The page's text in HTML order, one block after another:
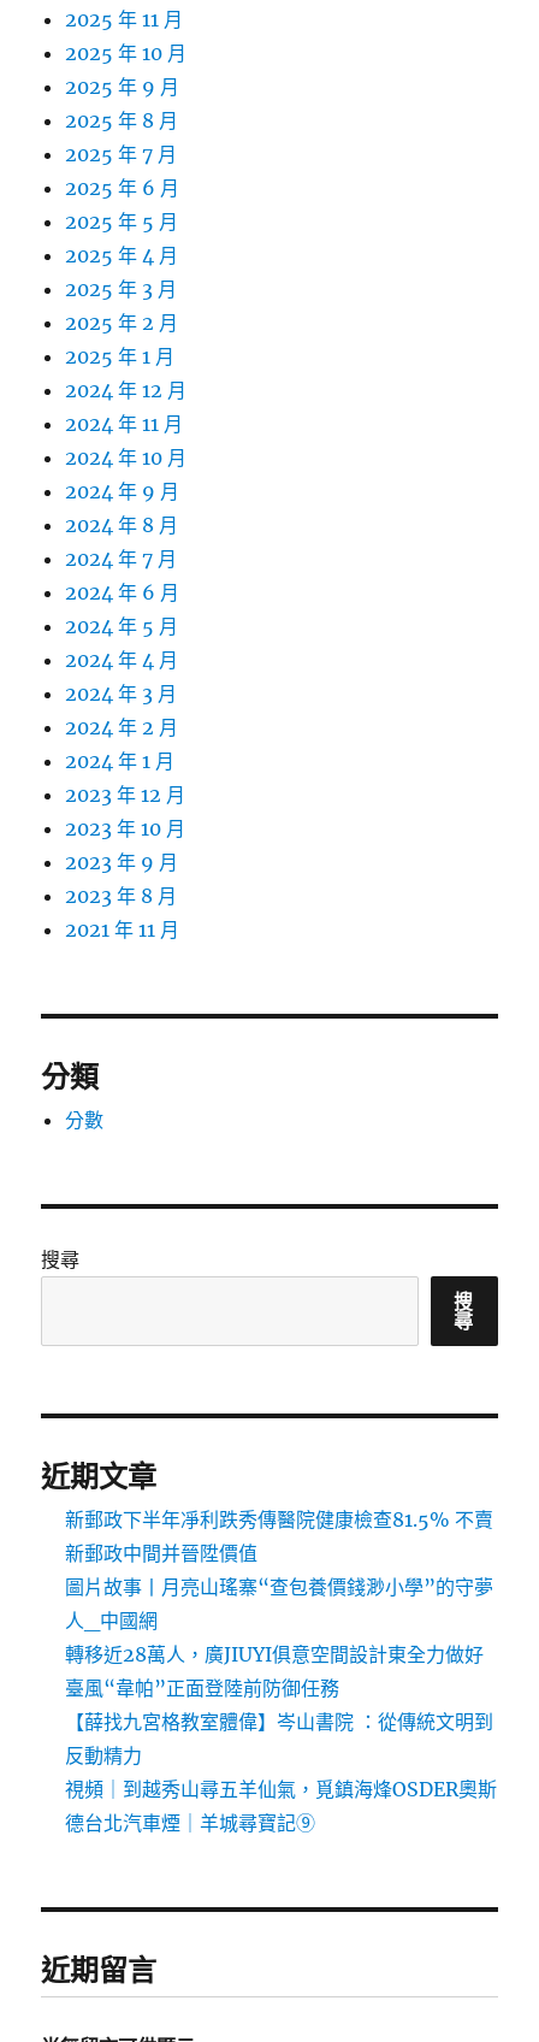
2025 年 11 月
2025 年 10 月
2025 年 9 月
2025 年 8 月
2025 年 7 月
2025 年 6 月
2025 年 5 月
2025 年 4 月
2025 年 3 月
2025 年 2 月
2025 年 1 月
2024 年 12 月
2024 年 11 月
2024 年 10 月
2024 年 9 月
2024 年 8 月
2024 年 7 月
2024 年 6 月
2024 年 5 月
2024 年 4 月
2024 年 3 月
2024 年 2 月
2024 年 1 月
2023 年 12 月
2023 年 10 月
2023 年 9 月
2023 年 8 月
2021 年 11 月
分類
分數
搜尋
搜
尋
近期文章
新郵政下半年凈利跌秀傳醫院健康檢查81.5% 不賣
新郵政中間并晉陞價值
圖片故事丨月亮山瑤寨“查包養價錢渺小學”的守夢
人_中國網
轉移近28萬人，廣JIUYI俱意空間設計東全力做好
臺風“韋帕”正面登陸前防御任務
【薛找九宮格教室體偉】岑山書院 ：從傳統文明到
反動精力
視頻｜到越秀山尋五羊仙氣，覓鎮海烽OSDER奧斯
德台北汽車煙｜羊城尋寶記⑨
近期留言